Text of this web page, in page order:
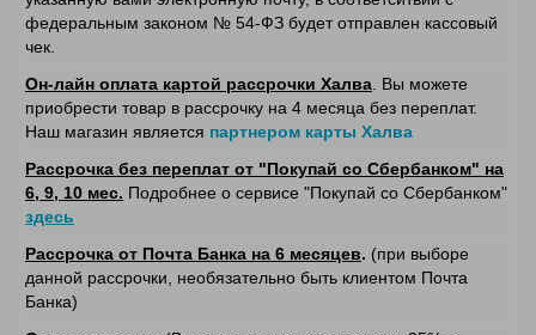
федеральным законом № 54-ФЗ будет отправлен кассовый
чек.
Он-лайн оплата картой рассрочки Халва . Вы можете
приобрести товар в рассрочку на 4 месяца без переплат.
Наш магазин является партнером карты Халва
Рассрочка без переплат от "Покупай со Сбербанком" на
6, 9, 10 мес. Подробнее о сервисе "Покупай со Сбербанком"
здесь
Рассрочка от Почта Банка на 6 месяцев. (при выборе
данной рассрочки, необязательно быть клиентом Почта
Банка)